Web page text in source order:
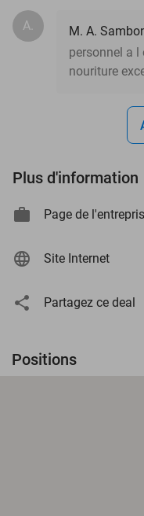
A.
M. A.
personnel a
nouriture
Plus d'information
Page de
Site Internet
Partagez ce deal
Positions